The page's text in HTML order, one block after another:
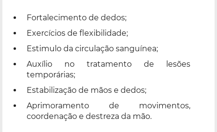
Fortalecimento de dedos;
Exercícios de flexibilidade;
Estimulo da circulação sanguínea;
Auxílio no tratamento de lesões
temporárias;
Estabilização de mãos e dedos;
Aprimoramento de movimentos,
coordenação e destreza da mão.